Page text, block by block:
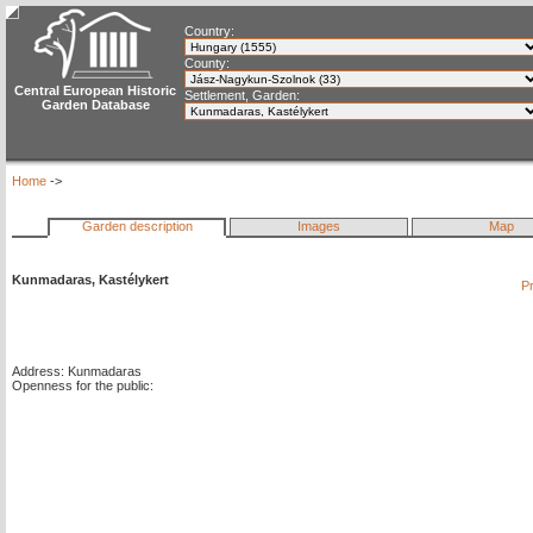
Central European Historic
Garden Database
Country:
County:
Settlement, Garden:
Home ->
Garden description Images Map
Kunmadaras, Kastélykert
Address: Kunmadaras
Openness for the public: